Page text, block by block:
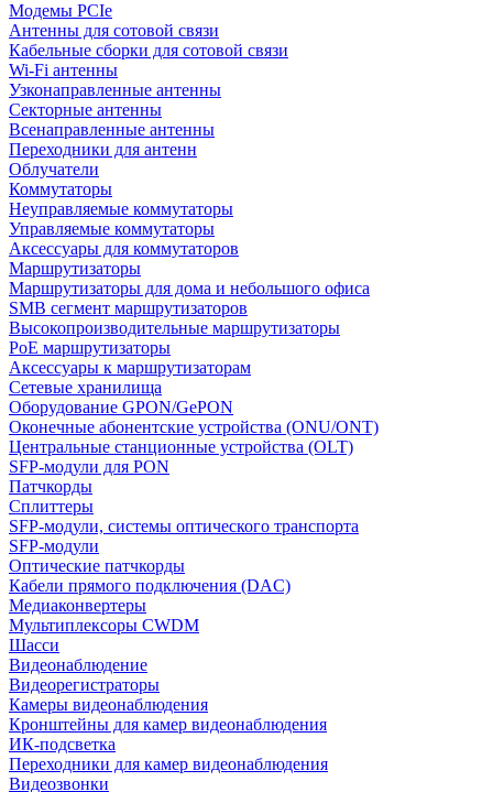
Модемы PCIe
Антенны для сотовой связи
Кабельные сборки для сотовой связи
Wi-Fi антенны
Узконаправленные антенны
Секторные антенны
Всенаправленные антенны
Переходники для антенн
Облучатели
Коммутаторы
Неуправляемые коммутаторы
Управляемые коммутаторы
Аксессуары для коммутаторов
Маршрутизаторы
Маршрутизаторы для дома и небольшого офиса
SMB сегмент маршрутизаторов
Высокопроизводительные маршрутизаторы
PoE маршрутизаторы
Аксессуары к маршрутизаторам
Сетевые хранилища
Оборудование GPON/GePON
Оконечные абонентские устройства (ONU/ONT)
Центральные станционные устройства (OLT)
SFP-модули для PON
Патчкорды
Сплиттеры
SFP-модули, системы оптического транспорта
SFP-модули
Оптические патчкорды
Кабели прямого подключения (DAC)
Медиаконвертеры
Мультиплексоры CWDM
Шасси
Видеонаблюдение
Видеорегистраторы
Камеры видеонаблюдения
Кронштейны для камер видеонаблюдения
ИК-подсветка
Переходники для камер видеонаблюдения
Видеозвонки